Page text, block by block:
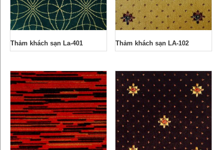
Thảm khách sạn La-401 Thảm khách sạn LA-102